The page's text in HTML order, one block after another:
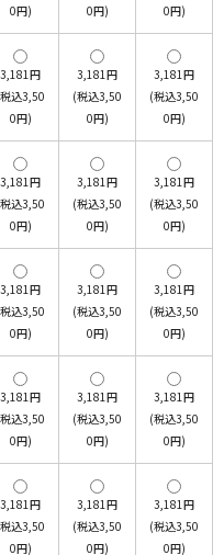
0円)
0円)
0円)
3,181円
込3,50
0円)
3,181円
(税込3,50
0円)
3,181円
(税込3,50
0円)
3,181円
込3,50
0円)
3,181円
(税込3,50
0円)
3,181円
(税込3,50
0円)
3,181円
込3,50
0円)
3,181円
(税込3,50
0円)
3,181円
(税込3,50
0円)
3,181円
込3,50
0円)
3,181円
(税込3,50
0円)
3,181円
(税込3,50
0円)
3,181円
込3,50
0円)
3,181円
(税込3,50
0円)
3,181円
(税込3,50
0円)